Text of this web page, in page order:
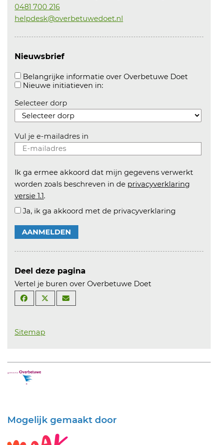
0481 700 216
helpdesk@overbetuwedoet.nl
Nieuwsbrief
Belangrijke informatie over Overbetuwe Doet
Nieuwe initiatieven in:Aanvinken om informatie over
Selecteer dorp
Vul je e-mailadres in
Ik ga ermee akkoord dat mijn gegevens verwerkt
worden zoals beschreven in de privacyverklaring
versie 1.1.
Ja, ik ga akkoord met de privacyverklaring
AANMELDEN
Deel deze pagina
Vertel je buren over Overbetuwe Doet
Sitemap
Mogelijk gemaakt door